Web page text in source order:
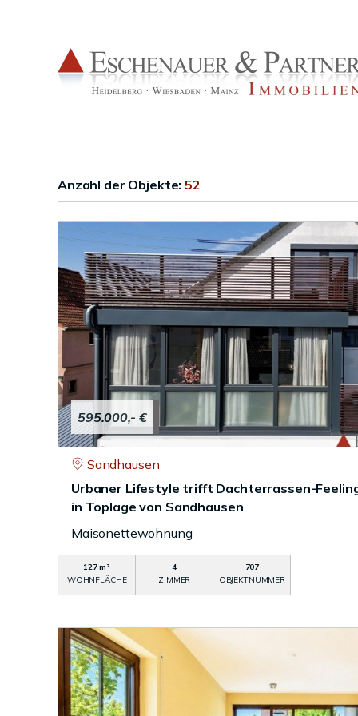
Anzahl der Objekte:52
595.000,- €
Sandhausen
Urbaner Lifestyle trifft Dachterrassen-
in Toplage von Sandhausen
Maisonettewohnung
127 m²
WOHNFLÄCHE
4
ZIMMER
707
OBJEKTNUMMER